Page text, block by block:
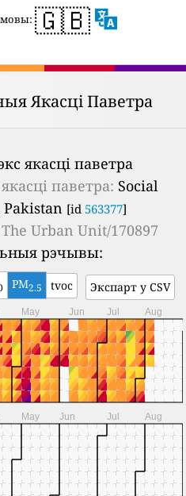
🇬🇧
Якасці Паветра
якасці паветра
паветра: Social
[id 563377]
The Urban Unit/170897
рэчывы:
PM2.5 tvoc Экспарт у CSV
May Jun Jul Aug
May Jun Jul Aug